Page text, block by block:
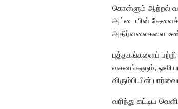
கொள்ளும் ஆற்றல்
அட்டையின்
அதிர்வலைகளை
புத்தகங்களைப்
வசனங்களும்,
விரும்பியின்
வரிந்து கட்டிய